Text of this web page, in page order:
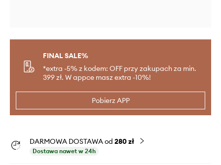
FINAL SALE%
*extra -5% z kodem: OFF przy zakupach za min.
399 zł. W appce masz extra -10%!
Pobierz APP
DARMOWA DOSTAWA od 280 zł
Dostawa nawet w 24h